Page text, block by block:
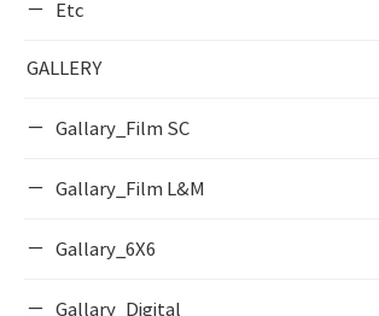
Etc
GALLERY
Gallary_Film SC
Gallary_Film L&M
Gallary_6X6
Gallary_Digital